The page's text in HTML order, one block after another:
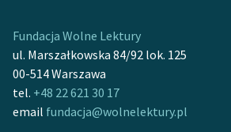
Fundacja Wolne Lektury
ul. Marszałkowska 84/92 lok. 125
00-514 Warszawa
tel. +48 22 621 30 17
email fundacja@wolnelektury.pl